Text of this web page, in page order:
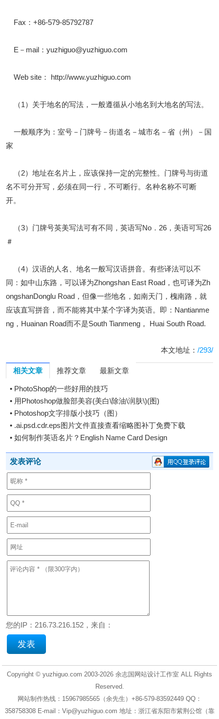
Fax：+86-579-85792787
E－mail：yuzhiguo@yuzhiguo.com
Web site： http://www.yuzhiguo.com
（1）关于地名的写法，一般遵循从小地名到大地名的写法。
一般顺序为：室号－门牌号－街道名－城市名－省（州）－国
家
（2）地址在名片上，应该保持一定的完整性。门牌号与街道
名不可分开写，必须在同一行，不可断行。名种名称不可断
开。
（3）门牌号英美写法可有不同，英语写No．26，美语可写26
＃
（4）汉语的人名、地名一般写汉语拼音。有些译法可以不
同：如中山东路，可以译为Zhongshan East Road，也可译为Zh
ongshanDonglu Road，但像一些地名，如南天门，槐南路，就
应该直写拼音，而不能将其中某个字译为英语。即：Nantianme
ng，Huainan Road而不是South Tianmeng， Huai South Road.
本文地址： /293/
相关文章 推荐文章 最新文章
• PhotoShop的一些好用的技巧
• 用Photoshop做脸部美容(美白\除油\润肤\)(图)
• Photoshop文字排版小技巧（图）
• .ai.psd.cdr.eps图片文件直接查看缩略图补丁免费下载
•如何制作英语名片？English Name Card Design
发表评论
您的IP：216.73.216.152，来自：
Copyright © yuzhiguo.com 2003-2026 余志国网站设计工作室 ALL Rights
Reserved.
网站制作热线：15967985565（余先生）+86-579-83592449 QQ：
358758308 E-mail：Vip@yuzhiguo.com 地址：浙江省东阳市紫荆公馆（靠